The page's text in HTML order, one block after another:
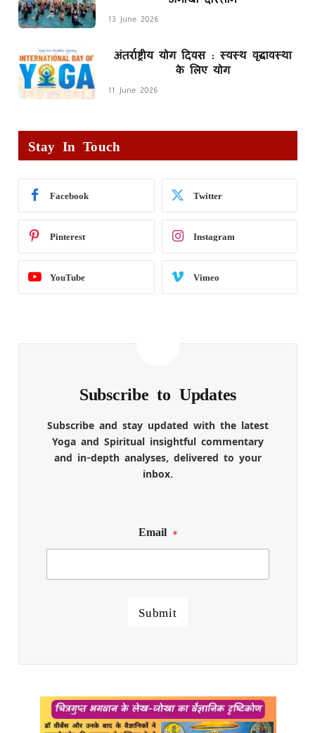
13 June 2026
अंतर्राष्ट्रीय योग दिवस : स्वस्थ वृद्धावस्था
के लिए योग
11 June 2026
Stay In Touch
Facebook Twitter
Pinterest Instagram
YouTube Vimeo
Subscribe to Updates
Subscribe and stay updated with the latest
Yoga and Spiritual insightful commentary
and in-depth analyses, delivered to your
inbox.
Email *
Submit